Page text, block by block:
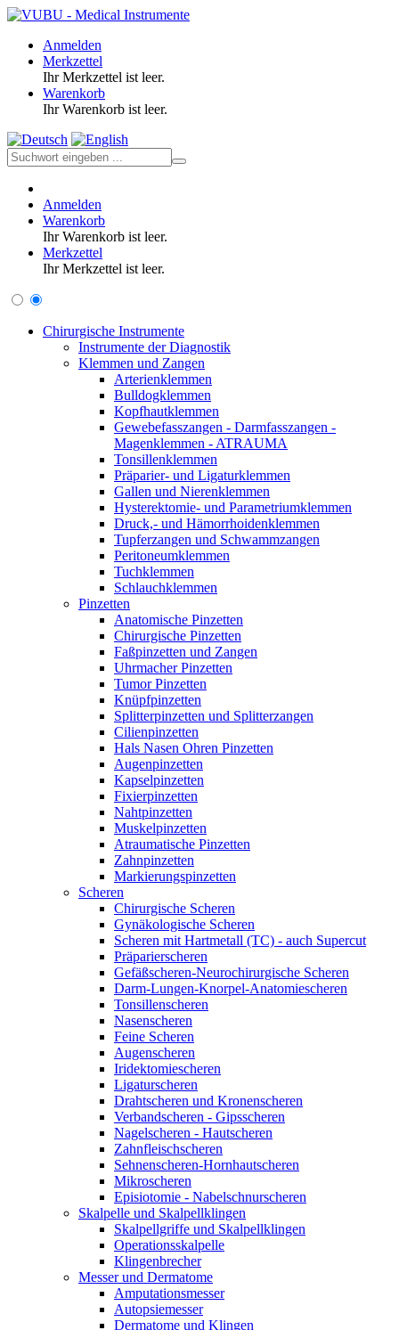
Anmelden
Merkzettel
Ihr Merkzettel ist leer.
Warenkorb
Ihr Warenkorb ist leer.
Anmelden
Warenkorb
Ihr Warenkorb ist leer.
Merkzettel
Ihr Merkzettel ist leer.
Chirurgische Instrumente
Instrumente der Diagnostik
Klemmen und Zangen
Arterienklemmen
Bulldogklemmen
Kopfhautklemmen
Gewebefasszangen - Darmfasszangen -
Magenklemmen - ATRAUMA
Tonsillenklemmen
Präparier- und Ligaturklemmen
Gallen und Nierenklemmen
Hysterektomie- und Parametriumklemmen
Druck,- und Hämorrhoidenklemmen
Tupferzangen und Schwammzangen
Peritoneumklemmen
Tuchklemmen
Schlauchklemmen
Pinzetten
Anatomische Pinzetten
Chirurgische Pinzetten
Faßpinzetten und Zangen
Uhrmacher Pinzetten
Tumor Pinzetten
Knüpfpinzetten
Splitterpinzetten und Splitterzangen
Cilienpinzetten
Hals Nasen Ohren Pinzetten
Augenpinzetten
Kapselpinzetten
Fixierpinzetten
Nahtpinzetten
Muskelpinzetten
Atraumatische Pinzetten
Zahnpinzetten
Markierungspinzetten
Scheren
Chirurgische Scheren
Gynäkologische Scheren
Scheren mit Hartmetall (TC) - auch Supercut
Präparierscheren
Gefäßscheren-Neurochirurgische Scheren
Darm-Lungen-Knorpel-Anatomiescheren
Tonsillenscheren
Nasenscheren
Feine Scheren
Augenscheren
Iridektomiescheren
Ligaturscheren
Drahtscheren und Kronenscheren
Verbandscheren - Gipsscheren
Nagelscheren - Hautscheren
Zahnfleischscheren
Sehnenscheren-Hornhautscheren
Mikroscheren
Episiotomie - Nabelschnurscheren
Skalpelle und Skalpellklingen
Skalpellgriffe und Skalpellklingen
Operationsskalpelle
Klingenbrecher
Messer und Dermatome
Amputationsmesser
Autopsiemesser
Dermatome und Klingen